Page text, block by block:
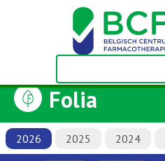
Folia
2026 2025 2024